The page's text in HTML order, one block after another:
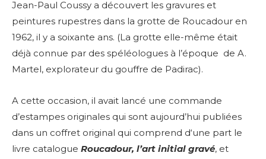
Jean-Paul Coussy a découvert les gravures et
peintures rupestres dans la grotte de Roucadour en
1962, il y a soixante ans. (La grotte elle-même était
déjà connue par des spéléologues à l’époque de A.
Martel, explorateur du gouffre de Padirac).
A cette occasion, il avait lancé une commande
d’estampes originales qui sont aujourd’hui publiées
dans un coffret original qui comprend d‘une part le
livre catalogue Roucadour, l’art initial gravé, et